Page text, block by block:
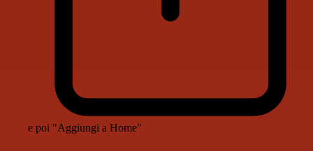
e poi "Aggiungi a Home"